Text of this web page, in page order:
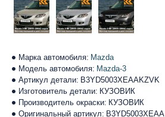
Марка автомобиля: Mazda
Модель автомобиля: Mazda-3
Артикул детали: B3YD5003XEAAKZVK
Изготовитель детали: КУЗОВИК
Производитель окраски: КУЗОВИК
Оригинальный артикул: B3YD5003XEAA